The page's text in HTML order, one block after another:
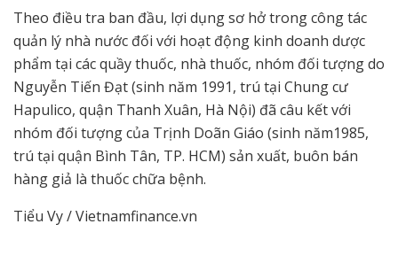
Theo điều tra ban đầu, lợi dụng sơ hở trong công tác
quản lý nhà nước đối với hoạt động kinh doanh dược
phẩm tại các quầy thuốc, nhà thuốc, nhóm đối tượng do
Nguyễn Tiến Đạt (sinh năm 1991, trú tại Chung cư
Hapulico, quận Thanh Xuân, Hà Nội) đã câu kết với
nhóm đối tượng của Trịnh Doãn Giáo (sinh năm1985,
trú tại quận Bình Tân, TP. HCM) sản xuất, buôn bán
hàng giả là thuốc chữa bệnh.
Tiểu Vy / Vietnamfinance.vn